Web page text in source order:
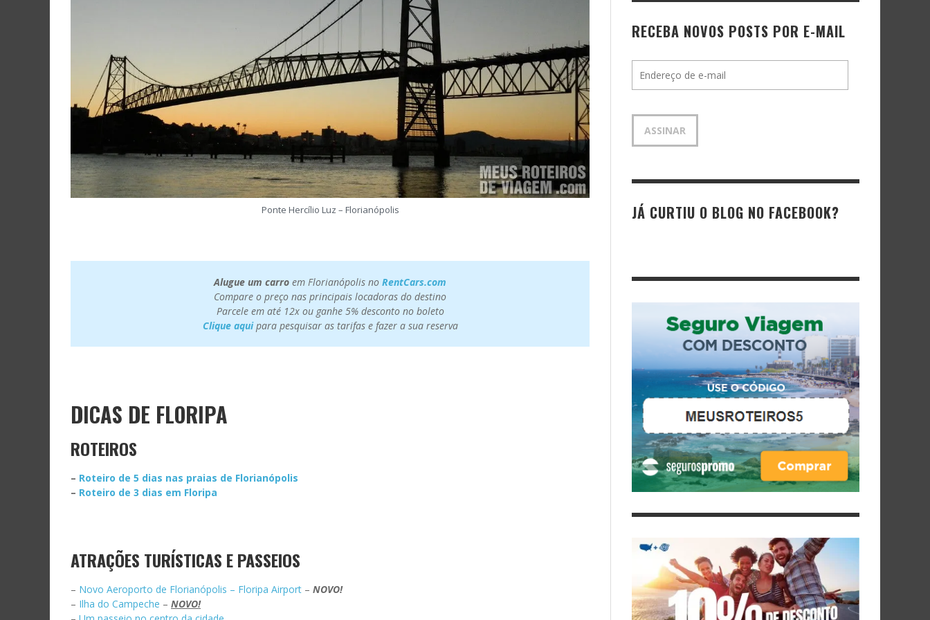
Ponte Hercílio Luz – Florianópolis
Alugue um carro em Florianópolis no RentCars.com
Compare o preço nas principais locadoras do destino
Parcele em até 12x ou ganhe 5% desconto no boleto
Clique aquipara pesquisar as tarifas e fazer a sua reserva
DICAS DE FLORIPA
ROTEIROS
– Roteiro de 5 dias nas praias de Florianópolis
– Roteiro de 3 dias em Floripa
ATRAÇÕES TURÍSTICAS E PASSEIOS
– Novo Aeroporto de Florianópolis – Floripa Airport – NOVO!
– Ilha do Campeche – NOVO!
RECEBA NOVOS POSTS POR E-MAIL
de
ASSINAR
JÁ CURTIU O BLOG NO FACEBOOK?